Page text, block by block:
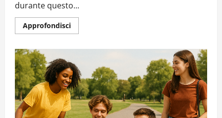
durante questo...
Approfondisci